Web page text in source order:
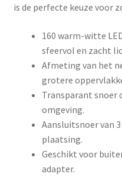
is de perfecte keuze voor
160 warm-witte
sfeervol en zacht
Afmeting van het
grotere
Transparant snoer
omgeving.
Aansluitsnoer van
plaatsing.
Geschikt voor
adapter.